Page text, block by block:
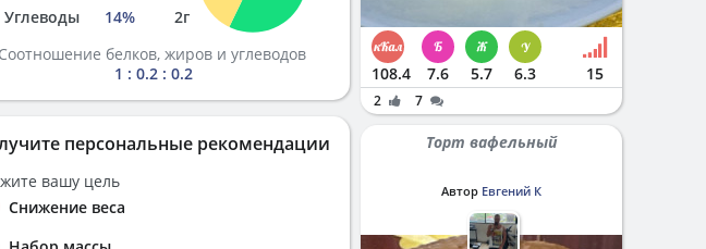
Углеводы
14% 2г
Соотношение белков, жиров и углеводов
1 : 0.2 : 0.2
персональные рекомендации
вашу цель
Снижение веса
108.4 7.6 5.7 6.3 15
2 7
Торт вафельный
Автор Евгений К